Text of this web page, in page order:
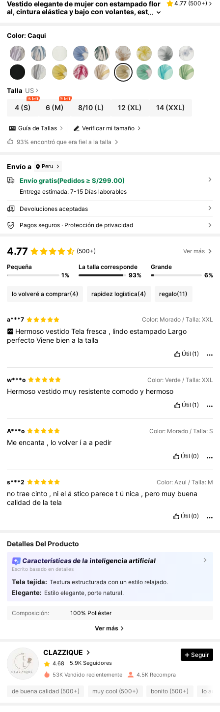
Vestido elegante de mujer con estampado flor
al, cintura elástica y bajo con volantes, est
4.77 (500+)
Color: Caqui
Talla US
4 (S)
6 left
6 (M)
9 left
8/10(L) 12 (XL) 14 (XXL)
Verificar mi tamaño
Guía de Tallas
93% encontró que era fiel a la talla
Envío a Peru
Envío gratis(Pedidos ≥ S/299.00)
Entrega estimada: 7-15 Días laborables
Devoluciones aceptadas
Pagos seguros · Protección de privacidad
4.77 (500+) Ver más
Pequeña
1%
La talla corresponde
93%
Grande
6%
lo volveré a comprar(4) rapidez logística(4) regalo(11)
a***7 Color: Morado / Talla: XXL
Hermoso vestido Tela fresca , lindo estampado Largo
perfectoViene biena latalla
Útil (1)
w***o Color: Verde / Talla: XXL
Hermosovestido muy resistentecomodoy hermoso
Útil (1)
A***o Color: Morado / Talla: S
Meencanta , lovolver íaa pedir
Útil (0)
s***2 Color: Azul / Talla: M
notraecinto , nielástico parecet ú nica , pero muy buena
calidadde latela
Útil (0)
Detalles Del Producto
Características de la inteligencia artificial
Escrito basado en detalles
Tela tejida: Textura estructurada con un estilo relajado.
Elegante: Estilo elegante, porte natural.
Composición: 100% Poliéster
Ver más
CLAZZIQUE
4.68 5.9K Seguidores
5.9K Seguidores
5.9K Seguidores
4.68
5.9K Seguidores
s***8 seguidoHace 6 horas
4.68
Seguir
53K Vendido recientemente 4.5K Recompra
de buena calidad (500+) muy cool (500+) bonito (500+) lo